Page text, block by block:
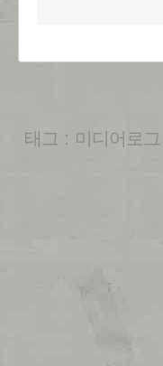
태그 : 미디어로그